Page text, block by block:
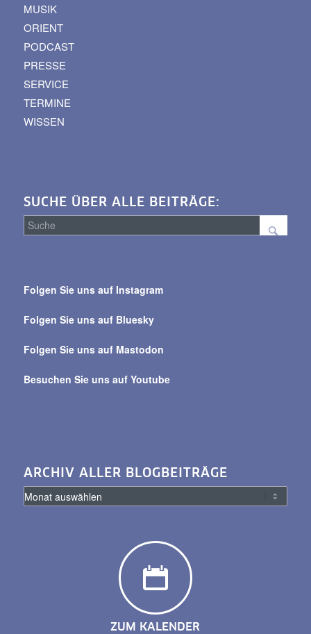
MUSIK
ORIENT
PODCAST
PRESSE
SERVICE
TERMINE
WISSEN
SUCHE ÜBER ALLE BEITRÄGE:
alle
Folgen Sie uns auf Instagram
Folgen Sie uns auf Bluesky
Folgen Sie uns auf Mastodon
Besuchen Sie uns auf Youtube
ARCHIV ALLER BLOGBEITRÄGE
ZUM KALENDER